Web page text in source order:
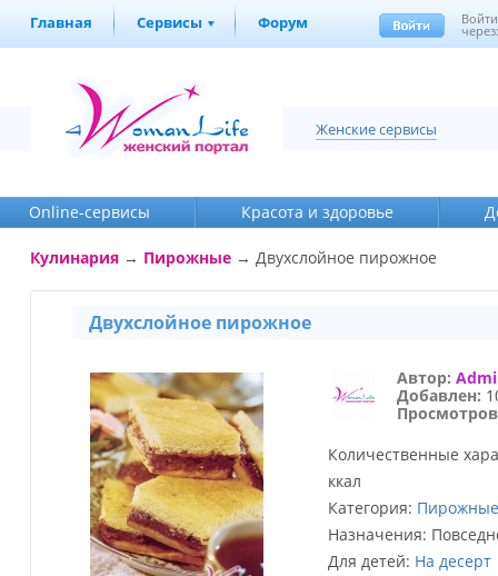
Главная Сервисы Форум Войти
Женские сервисы
Online-cервисы Красота и здоровье
Кулинария → Пирожные → Двухслойное пирожное
Двухслойное пирожное
Автор:
Добавлен:
Количественные
ккал
Категория: Пирожные
Назначения:
Для детей: На десерт